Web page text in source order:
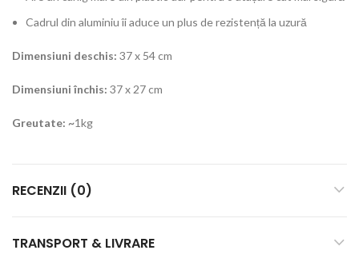
Cadrul din aluminiu îi aduce un plus de rezistență la uzură
Dimensiuni deschis: 37 x 54 cm
Dimensiuni închis: 37 x 27 cm
Greutate: ~1kg
RECENZII (0)
TRANSPORT & LIVRARE